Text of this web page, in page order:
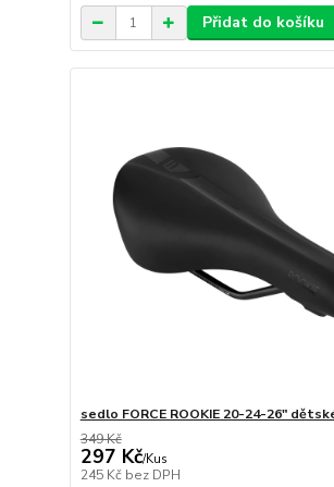
Přidat do košíku
sedlo FORCE ROOKIE 20-24-26"
349 Kč
297 Kč/Kus
245 Kč bez DPH